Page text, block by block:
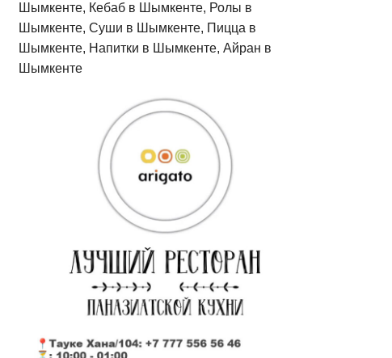
Шымкенте, Кебаб в Шымкенте, Ролы в
Шымкенте, Суши в Шымкенте, Пицца в
Шымкенте, Напитки в Шымкенте, Айран в
Шымкенте